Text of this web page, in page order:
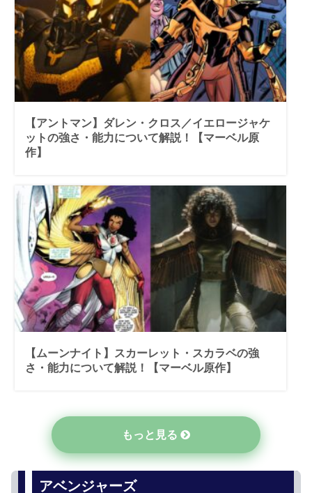
【アントマン】ダレン・クロス／イエロージャケ
ットの強さ・能力について解説！【マーベル原
作】
【ムーンナイト】スカーレット・スカラベの強
さ・能力について解説！【マーベル原作】
もっと見る
アベンジャーズ